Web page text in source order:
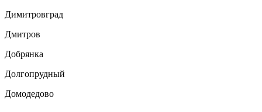
Димитровград
Дмитров
Добрянка
Долгопрудный
Домодедово